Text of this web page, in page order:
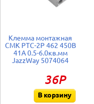
Клемма монтажная
СМК PTC-2P 462 450В
41А 0.5-6.0кв.мм
JazzWay 5074064
36Р
В корзину